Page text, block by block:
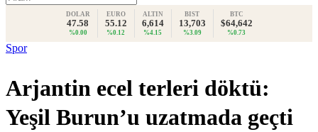
DOLAR
47.58
%0.00
EURO
55.12
%0.12
ALTIN
6,614
%4.15
BIST
13,703
%3.09
BTC
$64,642
%0.73
Spor
Arjantin ecel terleri döktü:
Yeşil Burun’u uzatmada geçti